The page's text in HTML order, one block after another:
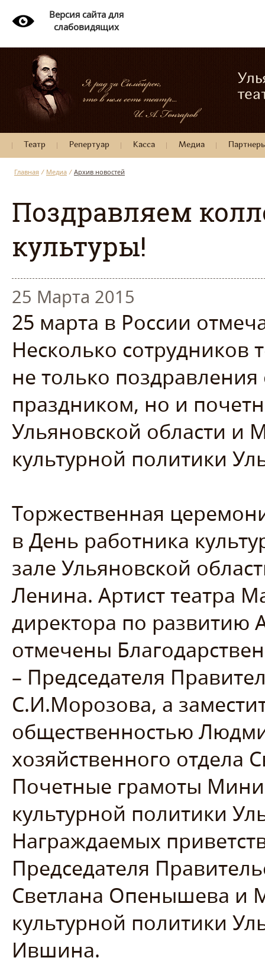
Версия сайта для
слабовидящих
Театр Репертуар Касса Медиа
Главная / Медиа / Архив новостей
Поздравляем
культуры!
25 Марта 2015
25 марта в России
Несколько сотрудников
не только
праздником, но и
Ульяновской области и
культурной политики
Торжественная
в День работника
зале Ульяновской
Ленина. Артист театра
директора по развитию
отмечены
– Председателя
С.И.Морозова, а
общественностью
хозяйственного отдела
Почетные грамоты
культурной политики
Награждаемых
Председателя
Светлана Опенышева и
культурной политики
Ившина.